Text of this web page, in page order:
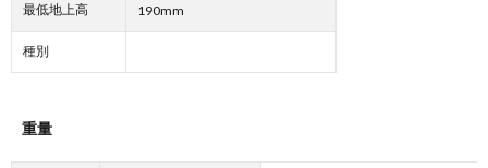
最低地上高 190mm
種別
重量